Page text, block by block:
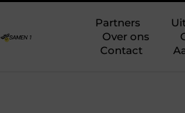
Partners
Over ons
Contact